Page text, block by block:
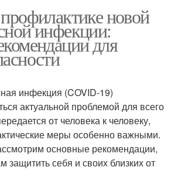
новой
инфекции:
для
инфекция (COVID-19)
актуальной проблемой для всего
от человека к человеку,
меры особенно важными.
основные рекомендации,
защитить себя и своих близких от